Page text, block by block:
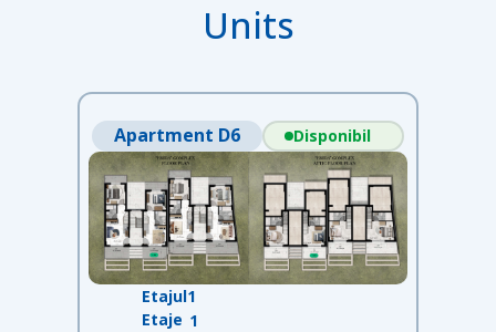
Units
Apartment D6 Disponibil
Etajul1
Etaje 1